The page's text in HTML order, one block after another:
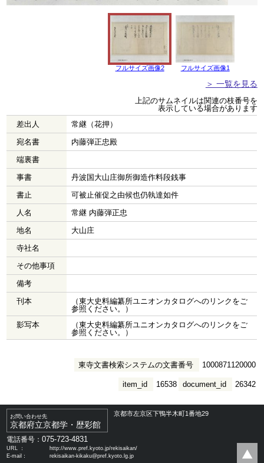
フルサイズ画像2 フルサイズ画像1
＞ 一覧を見る
上記のサムネイルは関連の枝番号を
表示している場合があります
差出人
常継（花押）
宛名書
内藤弾正忠殿
端裏書
事書
丹波国大山庄御所御造作料段銭事
書止
可被止催促之由候也仍執達如件
人名
常継 内藤弾正忠
地名
大山庄
寺社名
その他事項
備考
刊本
（東大史料編纂所ユニオンカタログへのリンクをご
参照ください。）
影写本
（東大史料編纂所ユニオンカタログへのリンクをご
参照ください。）
東寺文書検索システムの文書番号 1000871120000
document_id 26342
item_id 16538
お問い合わせ先
京都府立京都学・歴彩館
京都市左京区下鴨半木町1番地29
電話番号：075-723-4831
URL ：
http://www.pref.kyoto.jp/rekisaikan/
E-mail：
rekisaikan-kikaku@pref.kyoto.lg.jp